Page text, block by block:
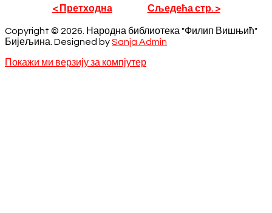
< Претходна Сљедећа стр. >
Copyright © 2026. Народна библиотека "Филип Вишњић"
Бијељина. Designed bySanja Admin
Покажи ми верзију за компјутер